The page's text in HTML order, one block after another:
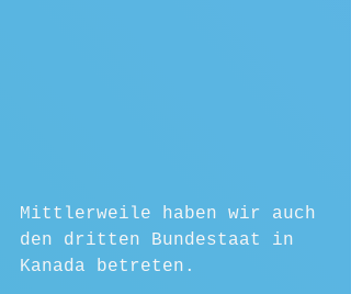
Mittlerweile haben wir auch
den dritten Bundestaat in
Kanada betreten.